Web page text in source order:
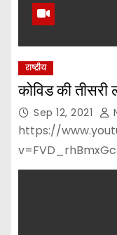
राष्ट्रीय
कोविड की तीसरी
Sep 12, 2021
https://